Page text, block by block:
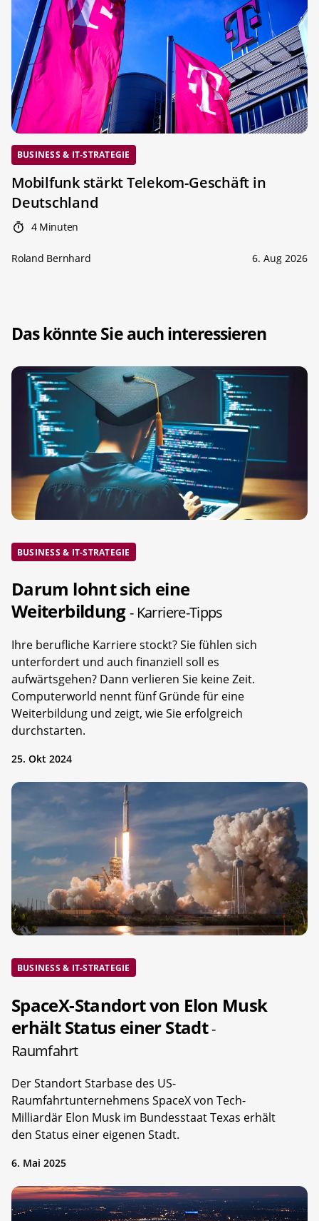
BUSINESS & IT-STRATEGIE
Mobilfunk stärkt Telekom-Geschäft in
Deutschland
4 Minuten
Roland Bernhard 6. Aug 2026
Das könnte Sie auch interessieren
BUSINESS & IT-STRATEGIE
Darum lohnt sich eine
Weiterbildung- Karriere-Tipps
Ihre berufliche Karriere stockt? Sie fühlen sich
unterfordert und auch finanziell soll es
aufwärtsgehen? Dann verlieren Sie keine Zeit.
Computerworld nennt fünf Gründe für eine
Weiterbildung und zeigt, wie Sie erfolgreich
durchstarten.
25. Okt 2024
BUSINESS & IT-STRATEGIE
SpaceX-Standort von Elon Musk
erhält Status einer Stadt-
Raumfahrt
Der Standort Starbase des US-
Raumfahrtunternehmens SpaceX von Tech-
Milliardär Elon Musk im Bundesstaat Texas erhält
den Status einer eigenen Stadt.
6. Mai 2025